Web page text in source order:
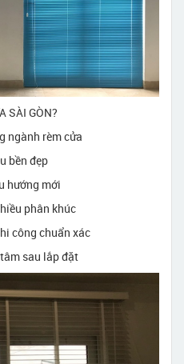
SÀI GÒN?
ngành rèm cửa
bền đẹp
hướng mới
phân khúc
công chuẩn xác
sau lắp đặt